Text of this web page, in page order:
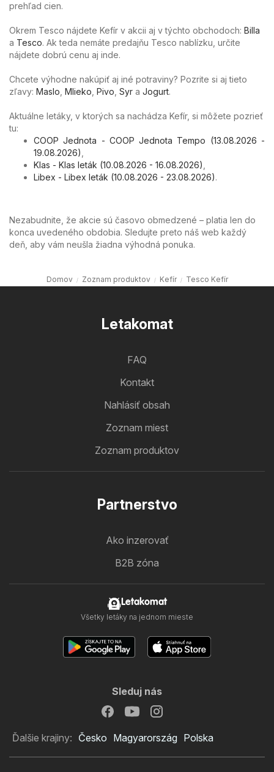
prehľad cien.
Okrem Tesco nájdete Kefír v akcii aj v týchto obchodoch: Billa
a Tesco. Ak teda nemáte predajňu Tesco nablízku, určite
nájdete dobrú cenu aj inde.
Chcete výhodne nakúpiť aj iné potraviny? Pozrite si aj tieto
zľavy: Maslo Mlieko Pivo Syr a Jogurt.
Aktuálne letáky, v ktorých sa nachádza Kefír, si môžete pozrieť
tu:
COOP Jednota - COOP Jednota Tempo (13.08.2026 -
19.08.2026)
Klas - Klas leták (10.08.2026 - 16.08.2026)
Libex - Libex leták (10.08.2026 - 23.08.2026).
Nezabudnite, že akcie sú časovo obmedzené – platia len do
konca uvedeného obdobia. Sledujte preto náš web každý
deň, aby vám neušla žiadna výhodná ponuka.
Domov Zoznam produktov Kefír Tesco Kefír
Letakomat
FAQ
Kontakt
Nahlásiť obsah
Zoznam miest
Zoznam produktov
Partnerstvo
Ako inzerovať
B2B zóna
Letakomat
Všetky letáky na jednom mieste
Sleduj nás
Ďalšie krajiny: Česko Magyarország Polska